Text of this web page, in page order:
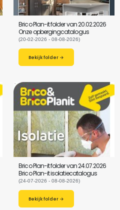
Brico Plan-it folder van 20.02.2026
Onze opbergingcatalogus
(20-02-2026 - 08-08-2026)
Bekijk folder →
Brico Plan-it folder van 24.07.2026
Brico Plan-it isolatiecatalogus
(24-07-2026 - 08-08-2026)
Bekijk folder →